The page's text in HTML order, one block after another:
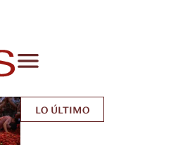
LO ÚLTIMO